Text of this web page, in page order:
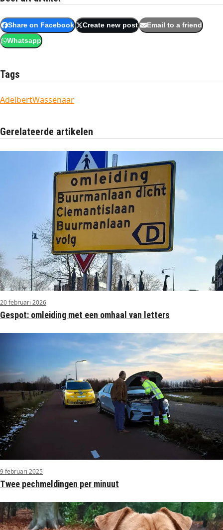
Share on Facebook Create new post Email to a friend
Whatsapp
Tags
AdelbertWassenaar
Gerelateerde artikelen
20 februari 2026
Gespot: omleiding met een omhaal van letters
9 februari 2025
Twee pechmeldingen per minuut